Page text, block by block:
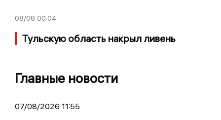
08/08 00:04
Тульскую область накрыл ливень
Главные новости
07/08/2026 11:55